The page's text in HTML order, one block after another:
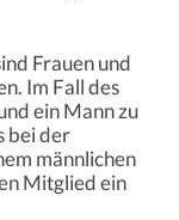
Frauen und
Im Fall des
ein Mann zu
bei der
männlichen
Mitglied ein